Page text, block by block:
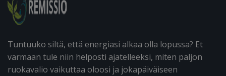
Tuntuuko siltä, että energiasi alkaa olla lopussa? Et
varmaan tule niin helposti ajatelleeksi, miten paljon
ruokavalio vaikuttaa oloosi ja jokapäiväiseen